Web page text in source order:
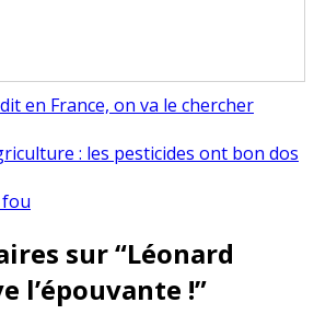
en France, on va le chercher
: les pesticides ont bon dos
sur “Léonard
l’épouvante !”